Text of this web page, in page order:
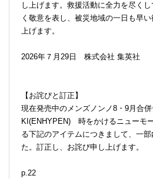
し上げます。救援活動に全力を尽く
く敬意を表し、被災地域の一日も早
上げます。
2026年７月29日 株式会社 集英社
【お詫びと訂正】
現在発売中のメンズノンノ8・9月合
KI(ENHYPEN) 時をかけるニューモ
る下記のアイテムにつきまして、一
た。訂正し、お詫び申し上げます。
p.22